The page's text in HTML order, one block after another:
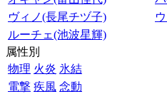
ヴィノ(長尾チヅ子)
ルーチェ(池波星輝)
属性別
物理 火炎 氷結
電撃 疾風 念動